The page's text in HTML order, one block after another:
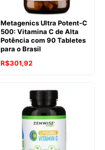
Metagenics Ultra Potent-C
500: Vitamina C de Alta
Potência com 90 Tabletes
para o Brasil
R$301,92